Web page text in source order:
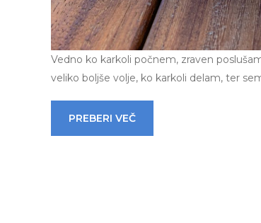
Vedno ko karkoli počnem, zraven
veliko boljše volje, ko karkoli delam, ter
PREBERI VEČ